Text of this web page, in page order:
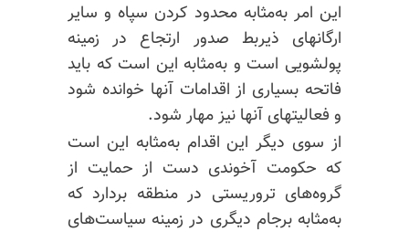
این امر به‌مثابه محدود کردن سپاه و سایر
ارگانهای ذیربط صدور ارتجاع در زمینه
پولشویی است و به‌مثابه این است که باید
فاتحه بسیاری از اقدامات آنها خوانده شود
و فعالیتهای آنها نیز مهار شود.
از سوی دیگر این اقدام به‌مثابه این است
که حکومت آخوندی دست از حمایت از
گروه‌های تروریستی در منطقه بردارد که
به‌مثابه برجام دیگری در زمینه سیاست‌های